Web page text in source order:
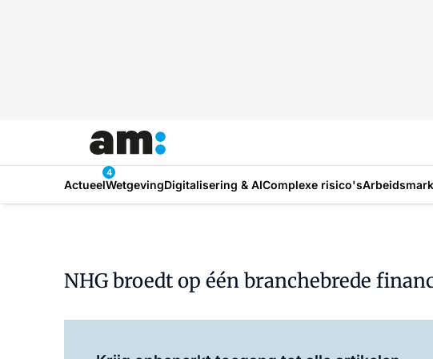
Actueel
4
WetgevingDigitalisering & AIComplexe risico's
NHG broedt op één branchebrede